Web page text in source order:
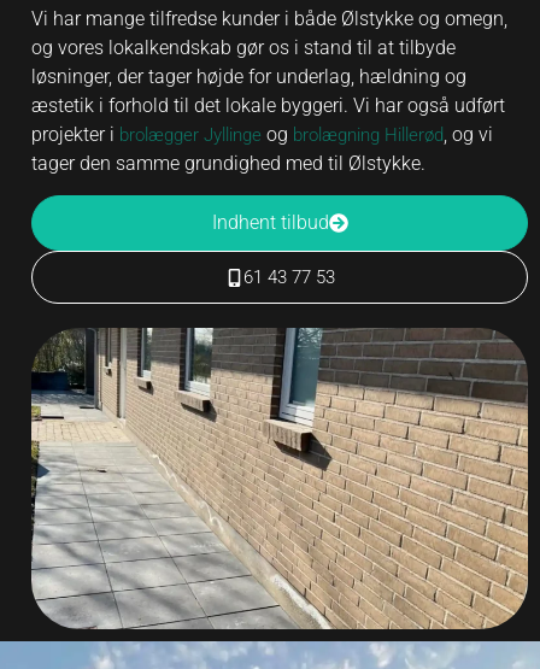
Vi har mange tilfredse kunder i både Ølstykke og omegn,
og vores lokalkendskab gør os i stand til at tilbyde
løsninger, der tager højde for underlag, hældning og
æstetik i forhold til det lokale byggeri. Vi har også udført
projekter i brolægger Jyllinge og brolægning Hillerød , og vi
tager den samme grundighed med til Ølstykke.
Indhent tilbud
61 43 77 53